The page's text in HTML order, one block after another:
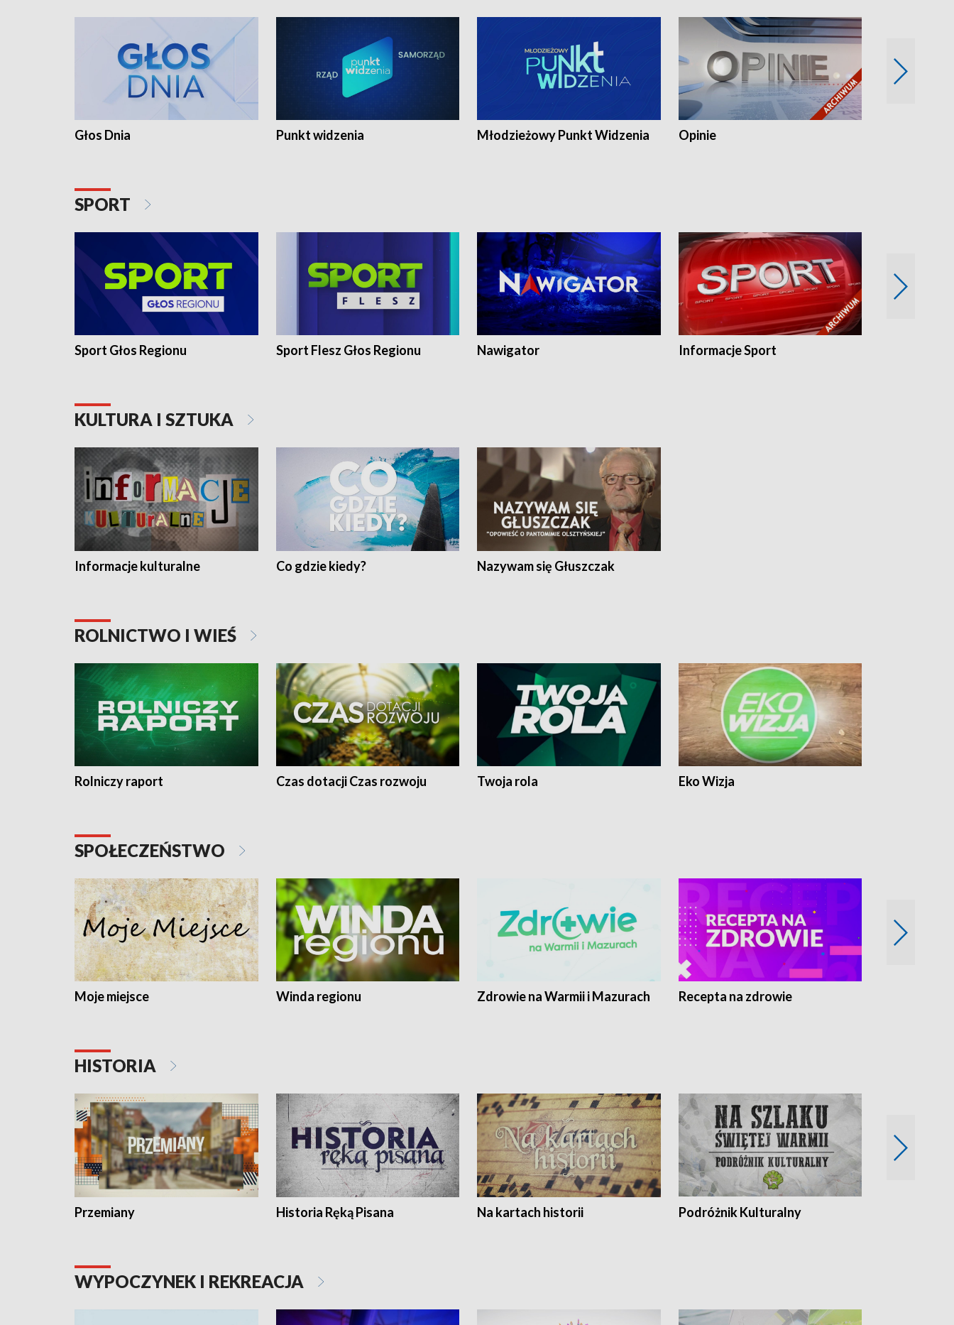
Głos Dnia Punkt widzenia Młodzieżowy Punkt Widzenia Opinie
SPORT
Sport Głos Regionu Sport Flesz Głos Regionu Nawigator Informacje Sport
KULTURA I SZTUKA
Informacje kulturalne Co gdzie kiedy? Nazywam się Głuszczak
ROLNICTWO I WIEŚ
Rolniczy raport Czas dotacji Czas rozwoju Twoja rola Eko Wizja
SPOŁECZEŃSTWO
Moje miejsce Winda regionu Zdrowie na Warmii i Mazurach Recepta na zdrowie
HISTORIA
Przemiany Historia Ręką Pisana Na kartach historii Podróżnik Kulturalny
WYPOCZYNEK I REKREACJA